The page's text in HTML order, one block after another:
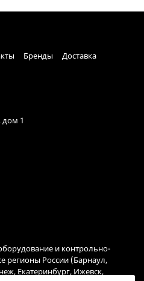
Бренды
Доставка
дом 1
и контрольно-
регионы России (Барнаул,
Екатеринбург, Ижевск,